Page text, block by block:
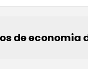
de economia